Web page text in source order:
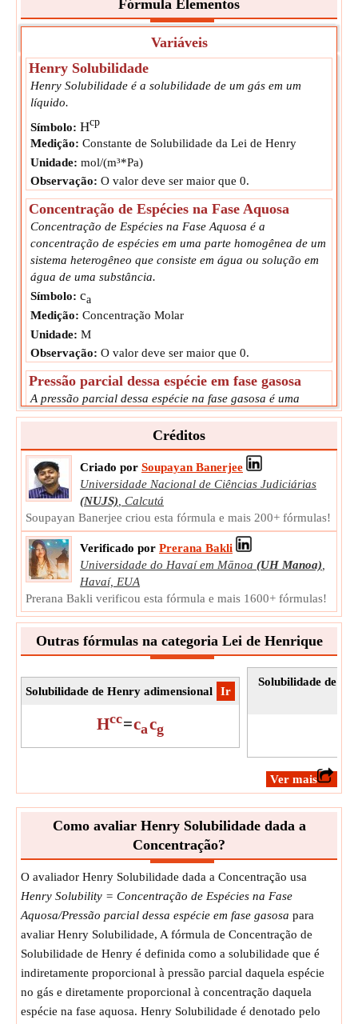
Fórmula Elementos
Variáveis
Henry Solubilidade
Henry Solubilidade é a solubilidade de um gás em um
líquido.
Símbolo: Hcp
Medição: Constante de Solubilidade da Lei de Henry
Unidade: mol/(m³*Pa)
Observação: O valor deve ser maior que 0.
Concentração de Espécies na Fase Aquosa
Concentração de Espécies na Fase Aquosa é a
concentração de espécies em uma parte homogênea de um
sistema heterogêneo que consiste em água ou solução em
água de uma substância.
Símbolo: ca
Medição: Concentração Molar
Unidade: M
Observação: O valor deve ser maior que 0.
Pressão parcial dessa espécie em fase gasosa
A pressão parcial dessa espécie na fase gasosa é uma
medida da atividade termodinâmica das moléculas do gás.
Medição:Pressão
Unidade:
Pa
Observação:O valor deve ser maior que 0.
Créditos
Criado por Soupayan Banerjee
Universidade Nacional de Ciências Judiciárias
(NUJS), Calcutá
Soupayan Banerjee criou esta fórmula e mais 200+ fórmulas!
Verificado por Prerana Bakli
Universidade do Havaí em Mānoa (UH Manoa),
Havaí, EUA
Prerana Bakli verificou esta fórmula e mais 1600+ fórmulas!
Outras fórmulas na categoria Lei de Henrique
​Ir
Solubilidade de Henry adimensional
Hcc=cacg
Solubilidade de
​Ver mais
Como avaliar Henry Solubilidade dada a
Concentração?
O avaliador Henry Solubilidade dada a Concentração usa
Henry Solubility = Concentração de Espécies na Fase
Aquosa/Pressão parcial dessa espécie em fase gasosa para
avaliar Henry Solubilidade, A fórmula de Concentração de
Solubilidade de Henry é definida como a solubilidade que é
indiretamente proporcional à pressão parcial daquela espécie
no gás e diretamente proporcional à concentração daquela
espécie na fase aquosa. Henry Solubilidade é denotado pelo